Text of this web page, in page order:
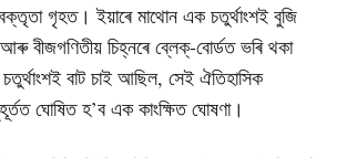
গৃহত। ইয়াৰে মাথোন এক চতুৰ্থাংশই বুজি
বীজগণিতীয় চিহ্নৰে ব্লেক্-বোৰ্ডত ভৰি থকা
চতুৰ্থাংশই বাট চাই আছিল, সেই ঐতিহাসিক
ঘোষিত হ’ব এক কাংক্ষিত ঘোষণা।